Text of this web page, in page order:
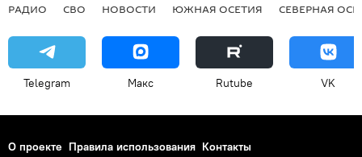
РАДИО СВО НОВОСТИ ЮЖНАЯ ОСЕТИЯ СЕВЕРНАЯ
Telegram Макс Rutube VK
О проекте Правила использования Контакты